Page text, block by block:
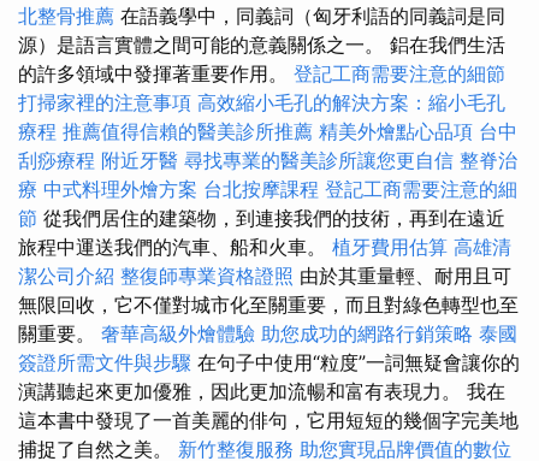
北整骨推薦 在語義學中，同義詞（匈牙利語的同義詞是同
源）是語言實體之間可能的意義關係之一。 鋁在我們生活
的許多領域中發揮著重要作用。 登記工商需要注意的細節
打掃家裡的注意事項 高效縮小毛孔的解決方案：縮小毛孔
療程 推薦值得信賴的醫美診所推薦 精美外燴點心品項 台中
刮痧療程 附近牙醫 尋找專業的醫美診所讓您更自信 整脊治
療 中式料理外燴方案 台北按摩課程 登記工商需要注意的細
節 從我們居住的建築物，到連接我們的技術，再到在遠近
旅程中運送我們的汽車、船和火車。 植牙費用估算 高雄清
潔公司介紹 整復師專業資格證照 由於其重量輕、耐用且可
無限回收，它不僅對城市化至關重要，而且對綠色轉型也至
關重要。 奢華高級外燴體驗 助您成功的網路行銷策略 泰國
簽證所需文件與步驟 在句子中使用“粒度”一詞無疑會讓你的
演講聽起來更加優雅，因此更加流暢和富有表現力。 我在
這本書中發現了一首美麗的俳句，它用短短的幾個字完美地
捕捉了自然之美。 新竹整復服務 助您實現品牌價值的數位